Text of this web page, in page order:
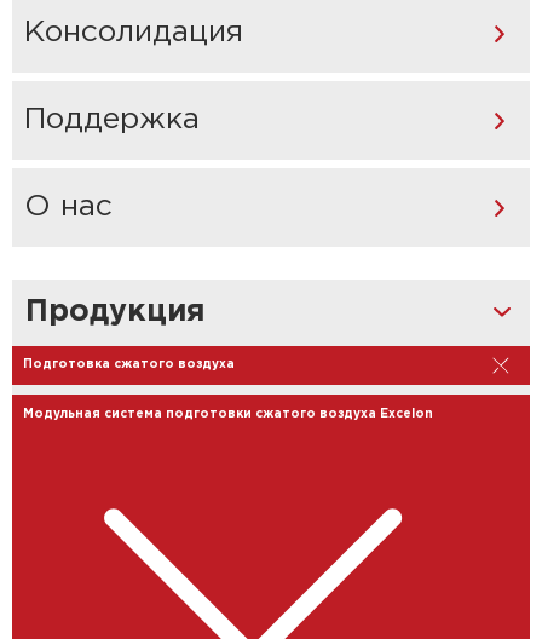
Консолидация
Поддержка
О нас
Продукция
Подготовка сжатого воздуха
Модульная система подготовки сжатого воздуха Excelon